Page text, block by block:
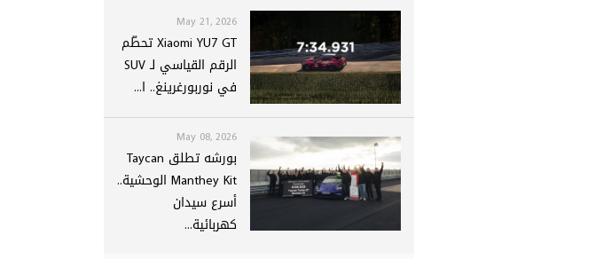
May 21, 2026
Xiaomi YU7 GT تحطّم
الرقم القياسي لـ SUV
في نوربورغرينغ.. ا...
May 08, 2026
بورشه تطلق Taycan
Manthey Kit الوحشية..
أسرع سيدان
كهربائية...